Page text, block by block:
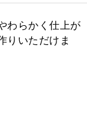
わらかく仕上が
りいただけま